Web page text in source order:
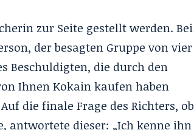
zur Seite gestellt werden. Bei
der besagten Gruppe von vier
Beschuldigten, die durch den
Ihnen Kokain kaufen haben
die finale Frage des Richters, ob
antwortete dieser: „Ich kenne ihn